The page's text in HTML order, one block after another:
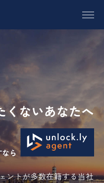
ントが多数在籍する当社